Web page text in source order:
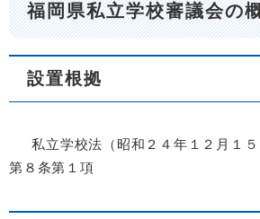
福岡県私立学校審議会の
設置根拠
私立学校法（昭和２４年１２月１５
第８条第１項